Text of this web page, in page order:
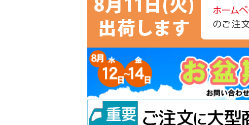
貼ってはがせる壁紙
ウォールステッカー
キッチンに使う
掃除・汚れ・サビ落し
スイッチプレート
コンセントプレート
ダボ
あおり止め
キャッチ
ラッチ
吊り金具
固定金具
建築金物
トイレ用品
浴室用品
流し台所用品
洗面用品
水廻り工具
配管部品
水廻りアクセサリー
トイレ
室内用
ウィル
手すり